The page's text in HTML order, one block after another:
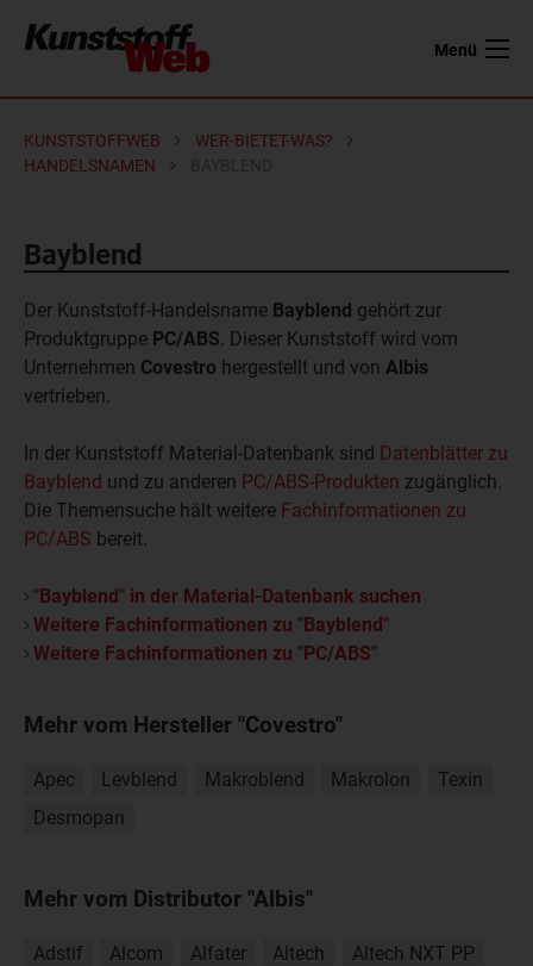
Menü
KUNSTSTOFFWEB
WER-BIETET-WAS?
HANDELSNAMEN
Bayblend
Der Kunststoff-Handelsname Bayblend gehört zur
Produktgruppe PC/ABS. Dieser Kunststoff wird vom
Unternehmen Covestro hergestellt und von Albis
vertrieben.
In der Kunststoff Material-Datenbank sind Datenblätter zu
Bayblend und zu anderen PC/ABS-Produkten zugänglich.
Die Themensuche hält weitere Fachinformationen zu
PC/ABS bereit.
"Bayblend" in der Material-Datenbank suchen
Weitere Fachinformationen zu "Bayblend"
Weitere Fachinformationen zu "PC/ABS"
Mehr vom Hersteller "Covestro"
Apec Levblend Makroblend Makrolon
Texin
Desmopan
Mehr vom Distributor "Albis"
Adstif Alcom Alfater Altech
Altech NXT PP